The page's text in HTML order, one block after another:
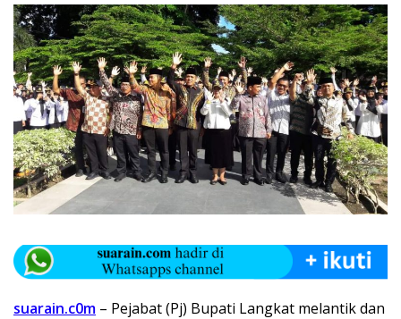
suarain.c0m – Pejabat (Pj) Bupati Langkat melantik dan